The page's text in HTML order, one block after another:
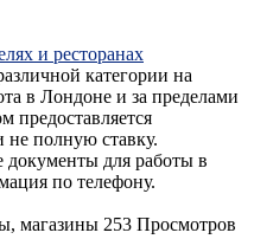
и ресторанах
категории на
в Лондоне и за пределами
предоставляется
полную ставку.
документы для работы в
по телефону.
магазины 253 Просмотров